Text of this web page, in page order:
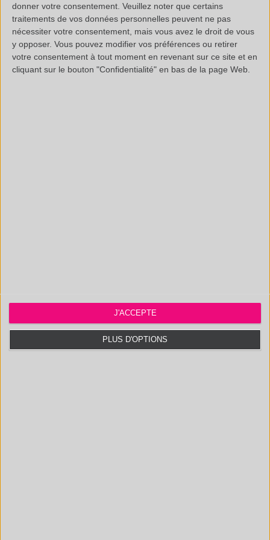
donner votre consentement. Veuillez noter que certains
traitements de vos données personnelles peuvent ne pas
nécessiter votre consentement, mais vous avez le droit de vous
y opposer. Vous pouvez modifier vos préférences ou retirer
votre consentement à tout moment en revenant sur ce site et en
cliquant sur le bouton "Confidentialité" en bas de la page Web.
PLUS D'OPTIONS
J'ACCEPTE
/
(33 0)4 88 29 31 69
CONTACT@POLYMEX.FR